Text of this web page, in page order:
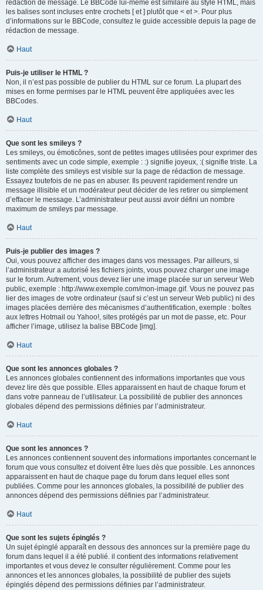
rédaction de message. Le BBCode lui-même est similaire au style HTML, mais
les balises sont incluses entre crochets [ et ] plutôt que < et >. Pour plus
d’informations sur le BBCode, consultez le guide accessible depuis la page de
rédaction de message.
Haut
Puis-je utiliser le HTML ?
Non, il n’est pas possible de publier du HTML sur ce forum. La plupart des
mises en forme permises par le HTML peuvent être appliquées avec les
BBCodes.
Haut
Que sont les smileys ?
Les smileys, ou émoticônes, sont de petites images utilisées pour exprimer des
sentiments avec un code simple, exemple : :) signifie joyeux, :( signifie triste. La
liste complète des smileys est visible sur la page de rédaction de message.
Essayez toutefois de ne pas en abuser. Ils peuvent rapidement rendre un
message illisible et un modérateur peut décider de les retirer ou simplement
d’effacer le message. L’administrateur peut aussi avoir défini un nombre
maximum de smileys par message.
Haut
Puis-je publier des images ?
Oui, vous pouvez afficher des images dans vos messages. Par ailleurs, si
l’administrateur a autorisé les fichiers joints, vous pouvez charger une image
sur le forum. Autrement, vous devez lier une image placée sur un serveur Web
public, exemple : http://www.exemple.com/mon-image.gif. Vous ne pouvez pas
lier des images de votre ordinateur (sauf si c’est un serveur Web public) ni des
images placées derrière des mécanismes d’authentification, exemple : boîtes
aux lettres Hotmail ou Yahoo!, sites protégés par un mot de passe, etc. Pour
afficher l’image, utilisez la balise BBCode [img].
Haut
Que sont les annonces globales ?
Les annonces globales contiennent des informations importantes que vous
devez lire dès que possible. Elles apparaissent en haut de chaque forum et
dans votre panneau de l’utilisateur. La possibilité de publier des annonces
globales dépend des permissions définies par l’administrateur.
Haut
Que sont les annonces ?
Les annonces contiennent souvent des informations importantes concernant le
forum que vous consultez et doivent être lues dès que possible. Les annonces
apparaissent en haut de chaque page du forum dans lequel elles sont
publiées. Comme pour les annonces globales, la possibilité de publier des
annonces dépend des permissions définies par l’administrateur.
Haut
Que sont les sujets épinglés ?
Un sujet épinglé apparaît en dessous des annonces sur la première page du
forum dans lequel il a été publié. il contient des informations relativement
importantes et vous devez le consulter régulièrement. Comme pour les
annonces et les annonces globales, la possibilité de publier des sujets
épinglés dépend des permissions définies par l’administrateur.